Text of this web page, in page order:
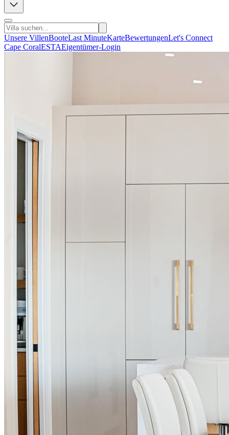
Unsere VillenBooteLast MinuteKarteBewertungenLet's Connect
Cape CoralESTAEigentümer-Login